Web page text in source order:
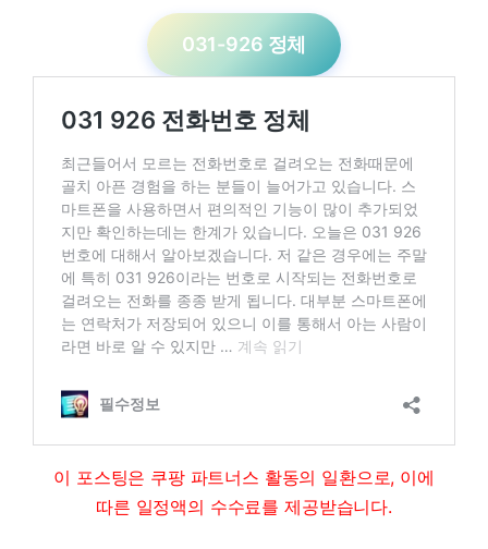
031-926 정체
이 포스팅은 쿠팡 파트너스 활동의 일환으로, 이에
따른 일정액의 수수료를 제공받습니다.